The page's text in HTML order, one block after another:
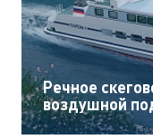
Речное
воздушной